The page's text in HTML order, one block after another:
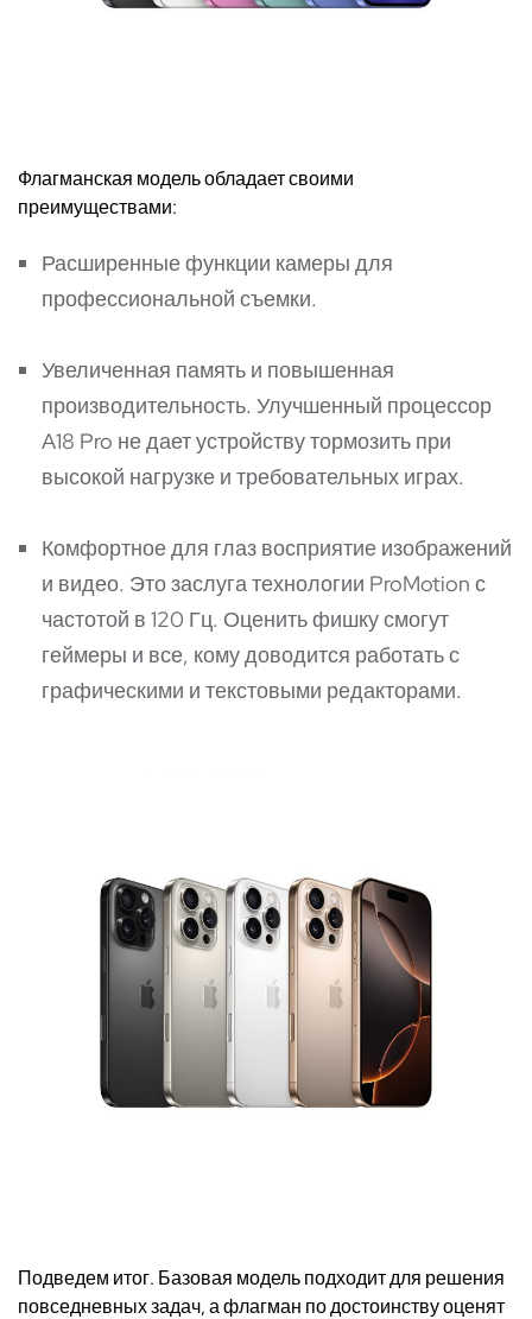
Флагманская модель обладает своими
преимуществами:
Расширенные функции камеры для
профессиональной съемки.
Увеличенная память и повышенная
производительность. Улучшенный процессор
A18 Pro не дает устройству тормозить при
высокой нагрузке и требовательных играх.
Комфортное для глаз восприятие изображений
и видео. Это заслуга технологии ProMotion с
частотой в 120 Гц. Оценить фишку смогут
геймеры и все, кому доводится работать с
графическими и текстовыми редакторами.
Подведем итог. Базовая модель подходит для решения
повседневных задач, а флагман по достоинству оценят